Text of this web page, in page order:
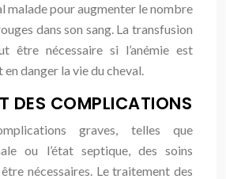
malade pour augmenter le nombre
dans son sang. La transfusion
être nécessaire si l’anémie est
en danger la vie du cheval.
DES COMPLICATIONS
graves, telles que
ou l’état septique, des soins
nécessaires. Le traitement des